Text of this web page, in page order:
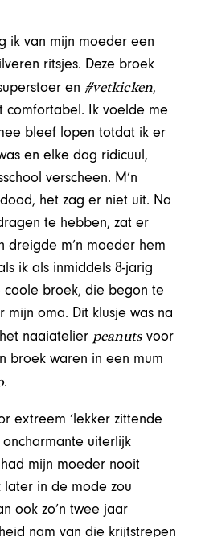
ik van mijn moeder een
ritsjes. Deze broek
en #vetkicken,
comfortabel. Ik voelde me
bleef lopen totdat ik er
en elke dag ridicuul,
verscheen. M’n
het zag er niet uit. Na
te hebben, zat er
dreigde m’n moeder hem
ik als inmiddels 8-jarig
coole broek, die begon te
mijn oma. Dit klusje was na
naaiatelier peanuts voor
broek waren in een mum
.
extreem ‘lekker zittende
uiterlijk
mijn moeder nooit
later in de mode zou
ook zo’n twee jaar
nam van die krijtstrepen